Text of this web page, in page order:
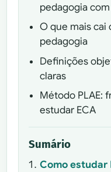
pedagogia
O que mais cai
pedagogia
Definições
claras
Método PLAE:
estudar ECA
Sumário
Como estudar